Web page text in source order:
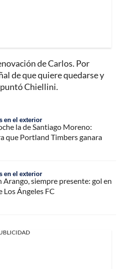
de Carlos. Por
de que quiere quedarse y
Chiellini.
en el exterior
la de Santiago Moreno:
que Portland Timbers ganara
en el exterior
Arango, siempre presente: gol en
Ángeles FC